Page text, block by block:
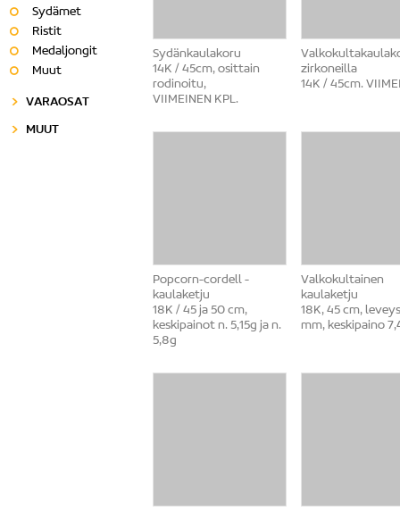
Sydänkaulakoru
14K / 45cm, osittain
rodinoitu,
VIIMEINEN KPL.
zirkoneilla
14K / 45cm.
Popcorn-cordell -
kaulaketju
18K / 45 ja 50 cm,
keskipainot n. 5,15g ja n.
5,8g
Valkokultainen
kaulaketju
18K, 45 cm,
mm, keskipaino
Sydämet
Ristit
Medaljongit
Muut
VARAOSAT
MUUT